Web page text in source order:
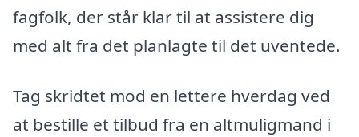
fagfolk, der står klar til at assistere dig
med alt fra det planlagte til det uventede.
Tag skridtet mod en lettere hverdag ved
at bestille et tilbud fra en altmuligmand i